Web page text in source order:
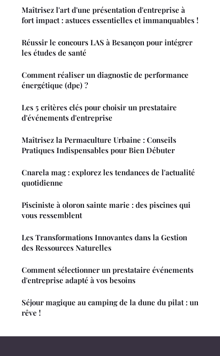
Maîtrisez l'art d'une présentation d'entreprise à
fort impact : astuces essentielles et immanquables !
Réussir le concours LAS à Besançon pour intégrer
les études de santé
Comment réaliser un diagnostic de performance
énergétique (dpe) ?
Les 5 critères clés pour choisir un prestataire
d'événements d'entreprise
Maîtrisez la Permaculture Urbaine : Conseils
Pratiques Indispensables pour Bien Débuter
Cnarela mag : explorez les tendances de l'actualité
quotidienne
Pisciniste à oloron sainte marie : des piscines qui
vous ressemblent
Les Transformations Innovantes dans la Gestion
des Ressources Naturelles
Comment sélectionner un prestataire événements
d'entreprise adapté à vos besoins
Séjour magique au camping de la dune du pilat : un
rêve !